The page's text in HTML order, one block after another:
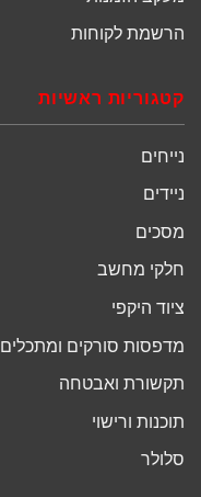
הרשמת לקוחות
קטגוריות ראשיות
נייחים
ניידים
מסכים
חלקי מחשב
ציוד היקפי
מדפסות סורקים ומתכלים
תקשורת ואבטחה
תוכנות ורישוי
סלולר